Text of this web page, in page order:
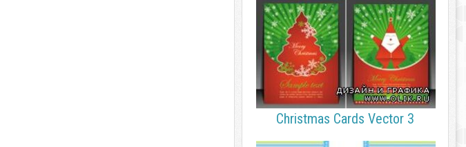
Christmas Cards Vector 3